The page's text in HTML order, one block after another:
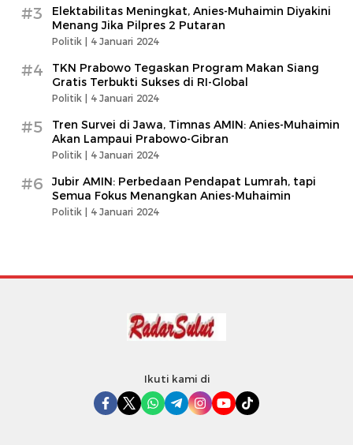
#3
Elektabilitas Meningkat, Anies-Muhaimin Diyakini
Menang Jika Pilpres 2 Putaran
Politik | 4 Januari 2024
#4
TKN Prabowo Tegaskan Program Makan Siang
Gratis Terbukti Sukses di RI-Global
Politik | 4 Januari 2024
#5
Tren Survei di Jawa, Timnas AMIN: Anies-Muhaimin
Akan Lampaui Prabowo-Gibran
Politik | 4 Januari 2024
#6
Jubir AMIN: Perbedaan Pendapat Lumrah, tapi
Semua Fokus Menangkan Anies-Muhaimin
Politik | 4 Januari 2024
Ikuti kami di